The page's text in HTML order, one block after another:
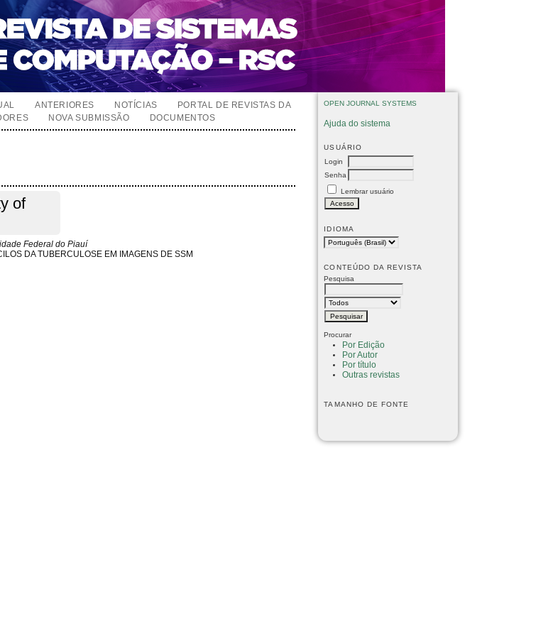
OPEN JOURNAL SYSTEMS
Ajuda do sistema
USUÁRIO
Login
Senha
Lembrar usuário
IDIOMA
CONTEÚDO DA REVISTA
Pesquisa
Procurar
Por Edição
Por Autor
Por título
Outras revistas
TAMANHO DE FONTE
ANTERIORES NOTÍCIAS
PORTAL DE REVISTAS DA
NOVA SUBMISSÃO DOCUMENTOS
of
Federal do Piauí
DA TUBERCULOSE EM IMAGENS DE SSM